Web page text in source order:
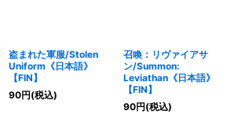
盗まれた軍服/Stolen
Uniform《日本語》
【FIN】
90円(税込)
召喚：リヴァイアサ
ン/Summon:
Leviathan《日本語》
【FIN】
90円(税込)